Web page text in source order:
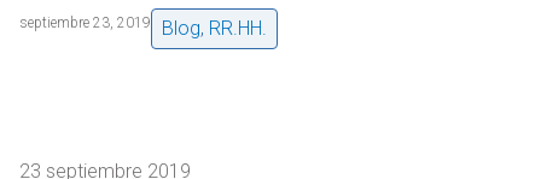
septiembre 23, 2019 Blog, RR.HH.
23 septiembre 2019